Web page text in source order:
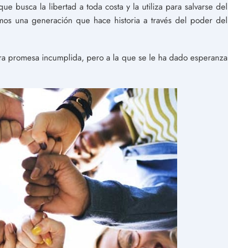
busca la libertad a toda costa y la utiliza para salvarse del
una generación que hace historia a través del poder del
promesa incumplida, pero a la que se le ha dado esperanza